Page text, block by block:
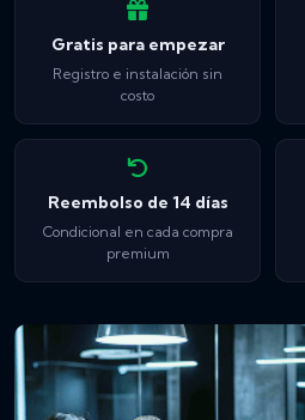
Gratis para empezar
Registro e instalación sin
costo
Reembolso de 14 días
Condicional en cada compra
premium